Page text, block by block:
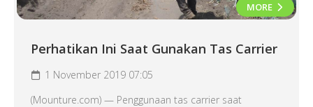
MORE
Perhatikan Ini Saat Gunakan Tas Carrier
1 November 2019 07:05
(Mounture.com) — Penggunaan tas carrier saat